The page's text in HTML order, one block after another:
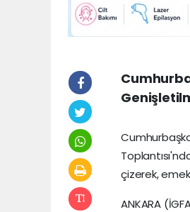
çizerek,
ANKARA